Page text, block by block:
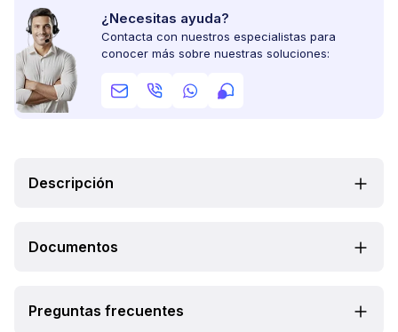
¿Necesitas ayuda?
Contacta con nuestros especialistas para
conocer más sobre nuestras soluciones:
Descripción
Documentos
Preguntas frecuentes